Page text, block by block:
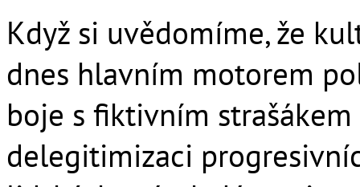
Když si uvědomíme, že
dnes hlavním motorem
boje s fiktivním
delegitimizaci